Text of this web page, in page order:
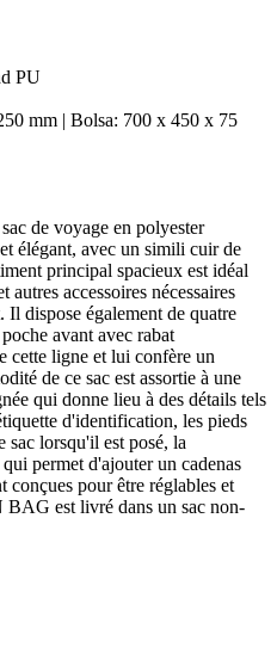
PU
mm | Bolsa: 700 x 450 x 75
de voyage en polyester
élégant, avec un simili cuir de
principal spacieux est idéal
autres accessoires nécessaires
dispose également de quatre
avant avec rabat
cette ligne et lui confère un
de ce sac est assortie à une
qui donne lieu à des détails tels
d'identification, les pieds
sac lorsqu'il est posé, la
permet d'ajouter un cadenas
conçues pour être réglables et
est livré dans un sac non-